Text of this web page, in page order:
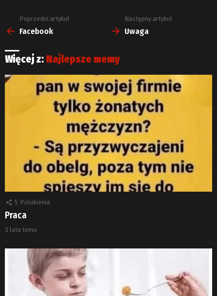
Zobacz
więcej
Poprzedni artykuł
Facebook
Następny artykuł
Uwaga
Więcej z: Najlepsze memy
5 Polubienia
Praca
3 lata temu